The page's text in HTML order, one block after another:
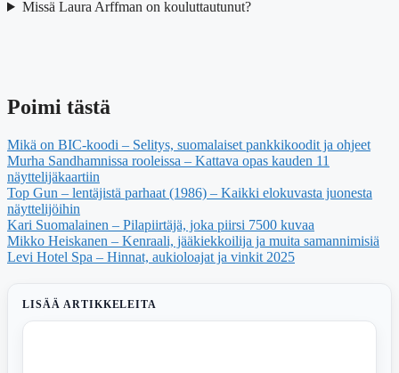
Missä Laura Arffman on kouluttautunut?
Poimi tästä
Mikä on BIC-koodi – Selitys, suomalaiset pankkikoodit ja ohjeet
Murha Sandhamnissa rooleissa – Kattava opas kauden 11
näyttelijäkaartiin
Top Gun – lentäjistä parhaat (1986) – Kaikki elokuvasta juonesta
näyttelijöihin
Kari Suomalainen – Pilapiirtäjä, joka piirsi 7500 kuvaa
Mikko Heiskanen – Kenraali, jääkiekkoilija ja muita samannimisiä
Levi Hotel Spa – Hinnat, aukioloajat ja vinkit 2025
LISÄÄ ARTIKKELEITA